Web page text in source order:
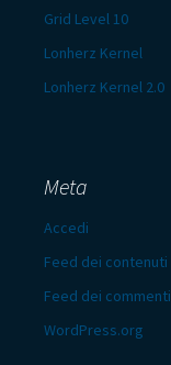
Grid Level 10
Lonherz Kernel
Lonherz Kernel 2.0
Meta
Accedi
Feed dei contenuti
Feed dei commenti
WordPress.org